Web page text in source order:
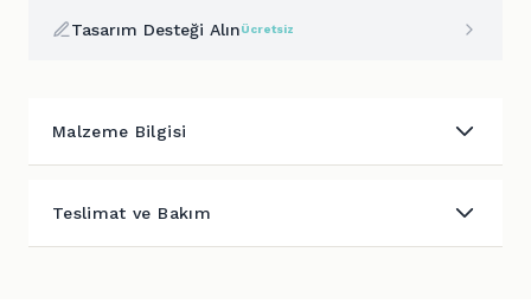
Tasarım Desteği AlınÜcretsiz
Malzeme Bilgisi
Teslimat ve Bakım